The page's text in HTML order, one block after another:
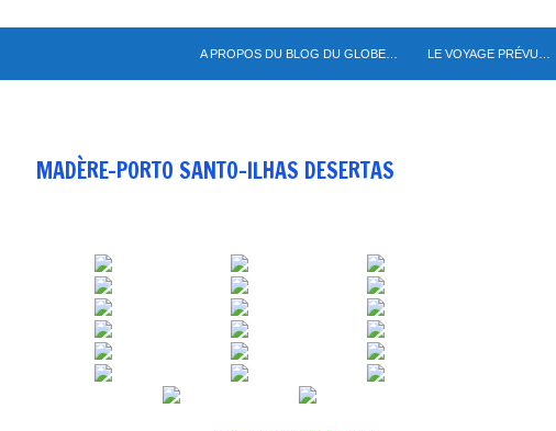
A PROPOS DU BLOG DU GLOBE… LE VOYAGE PRÉVU…
MADÈRE-PORTO SANTO-ILHAS DESERTAS